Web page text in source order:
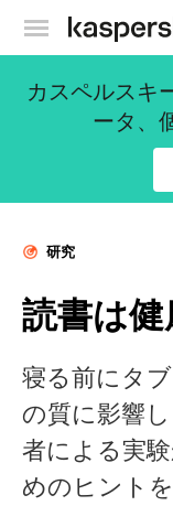
カスペルスキ
ータ、
研究
読書は
寝る前にタ
の質に影響
者による実
めのヒント